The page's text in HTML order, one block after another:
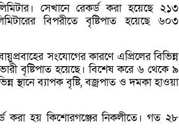
সেখানে রেকর্ড করা হয়েছে ২১৩
বিপরীতে বৃষ্টিপাত হয়েছে ৬০৩
সংযোগের কারণে এপ্রিলের বিভিন্ন
বৃষ্টিপাত হয়েছে। বিশেষ করে ৬ থেকে ৯
স্থানে ব্যাপক বৃষ্টি, বজ্রপাত ও দমকা হাওয়া
করা হয় কিশোরগঞ্জের নিকলীতে। গত ২৮